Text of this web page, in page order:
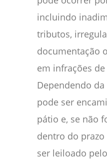
incluindo
tributos,
documentação
em infrações
Dependendo
pode ser
pátio e, se não
dentro do
ser leiloado